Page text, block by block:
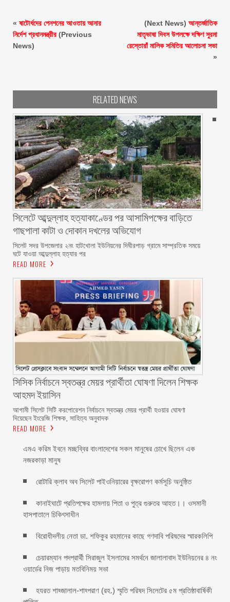
« ষাটোর্ধদের পেনশনের আওতায় আনার
নির্দেশ প্রধানমন্ত্রীর(Previous
News)
(Next News) আন্তর্জাতিক
মাতৃভাষা দিবস উপলক্ষে দক্ষিণ সুরমা
রেস্তোরাঁ মালিক সমিতির আলোচনা সভা
»
RELATED NEWS
সিলেটে আব্দুল্লাহ হত্যাকাণ্ডের পর আসামিপক্ষের বাড়িতে
গাছপালা কাটা ও দোকান দখলের অভিযোগ
সিলেট সদর উপজেলার ২নং হাটখোলা ইউনিয়নের দিঘীরপাড় গ্রামে সাম্প্রতিক সময়ে
ঘটে যাওয়া আব্দুল্লাহ হত্যার পর
READ MORE
সিসিক নির্বাচনে স্বতন্ত্র মেয়র প্রার্থীতা ঘোষণা দিলেন শিক্ষক
আহমদ ইয়াসিন
আগামী সিলেট সিটি করপোরেশন নির্বাচনে স্বতন্ত্র মেয়র প্রার্থী হওয়ার ঘোষণা
দিয়েছেন ইংরেজি শিক্ষক, সাহিত্য অনুবাদক
READ MORE
এমএ করিম ইবনে মচ্ছব্বির বাংলাদেশের সকল মানুষের চোখে ছিলেন এক
নজরকাড়া মানুষ ‎
রোটারি ক্লাব অব সিলেট পাইওনিয়ারের বৃক্ষরোপণ কর্মসূচি অনুষ্ঠিত
কানাইঘাটে প্রতিপক্ষের হামলায় পিতা ও পুত্র গুরুতর আহত।। ওসমানী
হাসপাতালে চিকিৎসাধীন
বিরোধীদলীয় নেতা ডা. শফিকুর রহমানের কাছে গণদাবি পরিষদের স্মারকলিপি ‎
চেয়ারম্যান পদপ্রার্থী সিরাজুল ইসলামের সমর্থনে জালালাবাদ ইউনিয়নের ৪ নং
ওয়ার্ডের নিজ পাড়ায় মতবিনিময় সভা
হযরত শাহ্জালাল-শাহ্পরাণ (রহ.) স্মৃতি পরিষদ সিলেটের ৫ম প্রতিষ্ঠাবার্ষিকী